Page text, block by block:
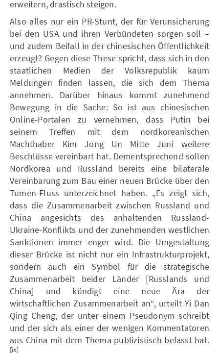
erweitern, drastisch steigen.
Also alles nur ein PR-Stunt, der für Verunsicherung
bei den USA und ihren Verbündeten sorgen soll –
und zudem Beifall in der chinesischen Öffentlichkeit
erzeugt? Gegen diese These spricht, dass sich in den
staatlichen Medien der Volksrepublik kaum
Meldungen finden lassen, die sich dem Thema
annehmen. Darüber hinaus kommt zunehmend
Bewegung in die Sache: So ist aus chinesischen
Online-Portalen zu vernehmen, dass Putin bei
seinem Treffen mit dem nordkoreanischen
Machthaber Kim Jong Un Mitte Juni weitere
Beschlüsse vereinbart hat. Dementsprechend sollen
Nordkorea und Russland bereits eine bilaterale
Vereinbarung zum Bau einer neuen Brücke über den
Tumen-Fluss unterzeichnet haben. „Es zeigt sich,
dass die Zusammenarbeit zwischen Russland und
China angesichts des anhaltenden Russland-
Ukraine-Konflikts und der zunehmenden westlichen
Sanktionen immer enger wird. Die Umgestaltung
dieser Brücke ist nicht nur ein Infrastrukturprojekt,
sondern auch ein Symbol für die strategische
Zusammenarbeit beider Länder [Russlands und
China] und kündigt eine neue Ära der
wirtschaftlichen Zusammenarbeit an“, urteilt Yi Dan
Qing Cheng, der unter einem Pseudonym schreibt
und der sich als einer der wenigen Kommentatoren
aus China mit dem Thema publizistisch befasst hat.
[ix]